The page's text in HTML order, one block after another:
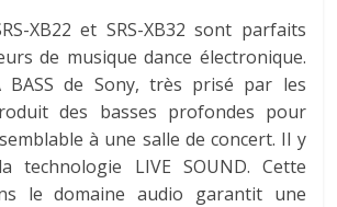
XB22 et SRS-XB32 sont parfaits
de musique dance électronique.
BASS de Sony, très prisé par les
des basses profondes pour
à une salle de concert. Il y
technologie LIVE SOUND. Cette
le domaine audio garantit une